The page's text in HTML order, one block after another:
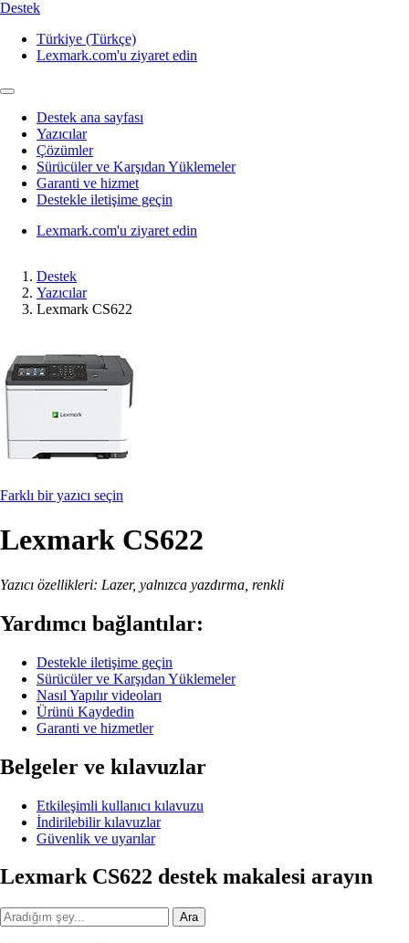
Destek
Türkiye (Türkçe)
Lexmark.com'u ziyaret edin
Destek ana sayfası
Yazıcılar
Çözümler
Sürücüler ve Karşıdan Yüklemeler
Garanti ve hizmet
Destekle iletişime geçin
Lexmark.com'u ziyaret edin
Destek
Yazıcılar
Lexmark CS622
Farklı bir yazıcı seçin
Lexmark CS622
Yazıcı özellikleri: Lazer, yalnızca yazdırma, renkli
Yardımcı bağlantılar:
Destekle iletişime geçin
Sürücüler ve Karşıdan Yüklemeler
Nasıl Yapılır videoları
Ürünü Kaydedin
Garanti ve hizmetler
Belgeler ve kılavuzlar
Etkileşimli kullanıcı kılavuzu
İndirilebilir kılavuzlar
Güvenlik ve uyarılar
Lexmark CS622 destek makalesi arayın
Ara